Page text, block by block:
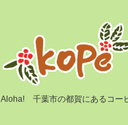
Aloha! 千葉市の都賀にあるコー